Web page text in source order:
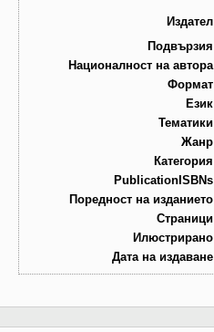
Издател
Подвързия
Националност на автора
Формат
Език
Тематики
Жанр
Категория
PublicationISBNs
Поредност на изданието
Страници
Илюстрирано
Дата на издаване